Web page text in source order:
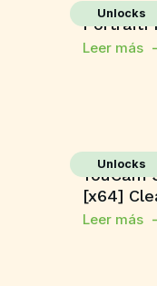
Unlocks
Leer más
Unlocks
YouCam
[x64]
Leer más